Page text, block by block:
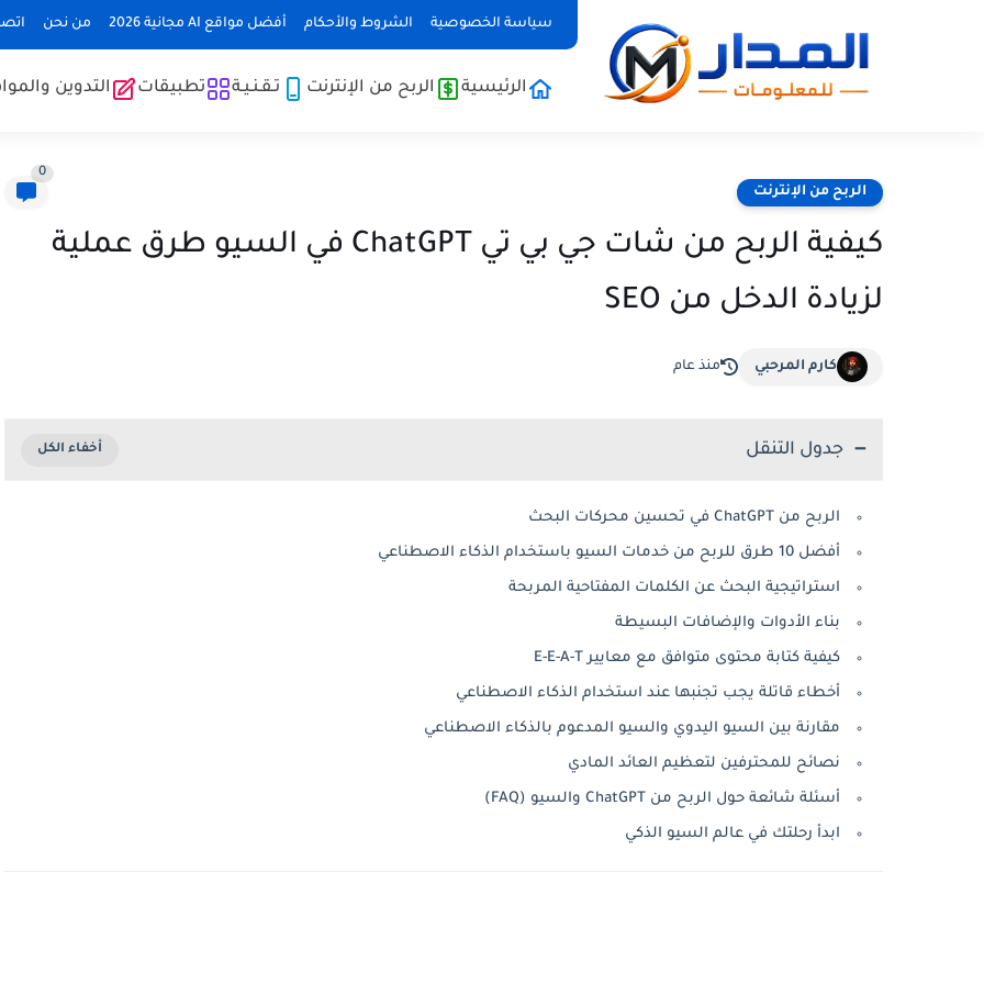
سياسة الخصوصية الشروط والأحكام أفضل مواقع AI مجانية 2026 من نحن
الرئيسية الربح من الإنترنت تـقـنـيـة تطبيقات التدوين
الربح من الإنترنت
0
كيفية الربح من شات جي بي تي ChatGPT في السيو طرق عملية
لزيادة الدخل من SEO
كارم المرحبي منذ عام
جدول التنقل
الربح من ChatGPT في تحسين محركات البحث
أفضل 10 طرق للربح من خدمات السيو باستخدام الذكاء الاصطناعي
استراتيجية البحث عن الكلمات المفتاحية المربحة
بناء الأدوات والإضافات البسيطة
كيفية كتابة محتوى متوافق مع معايير E-E-A-T
أخطاء قاتلة يجب تجنبها عند استخدام الذكاء الاصطناعي
مقارنة بين السيو اليدوي والسيو المدعوم بالذكاء الاصطناعي
نصائح للمحترفين لتعظيم العائد المادي
أسئلة شائعة حول الربح من ChatGPT والسيو (FAQ)
ابدأ رحلتك في عالم السيو الذكي